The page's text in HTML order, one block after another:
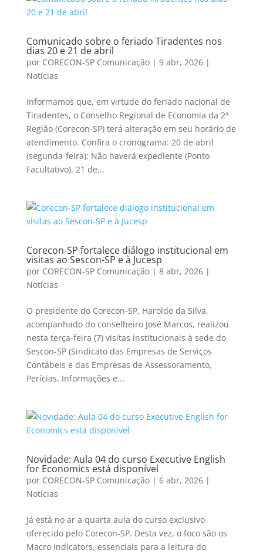
Comunicado sobre o feriado Tiradentes nos
dias 20 e 21 de abril
por CORECON-SP Comunicação| 9 abr, 2026|
Notícias
Informamos que, em virtude do feriado nacional de
Tiradentes, o Conselho Regional de Economia da 2ª
Região (Corecon-SP) terá alteração em seu horário de
atendimento. Confira o cronograma: 20 de abril
(segunda-feira): Não haverá expediente (Ponto
Facultativo). 21 de...
Corecon-SP fortalece diálogo institucional em
visitas ao Sescon-SP e à Jucesp
por CORECON-SP Comunicação| 8 abr, 2026|
Notícias
O presidente do Corecon-SP, Haroldo da Silva,
acompanhado do conselheiro José Marcos, realizou
nesta terça-feira (7) visitas institucionais à sede do
Sescon-SP (Sindicato das Empresas de Serviços
Contábeis e das Empresas de Assessoramento,
Perícias, Informações e...
Novidade: Aula 04 do curso Executive English
for Economics está disponível
por CORECON-SP Comunicação| 6 abr, 2026|
Notícias
Já está no ar a quarta aula do curso exclusivo
oferecido pelo Corecon-SP. Desta vez, o foco são os
Macro Indicators, essenciais para a leitura do